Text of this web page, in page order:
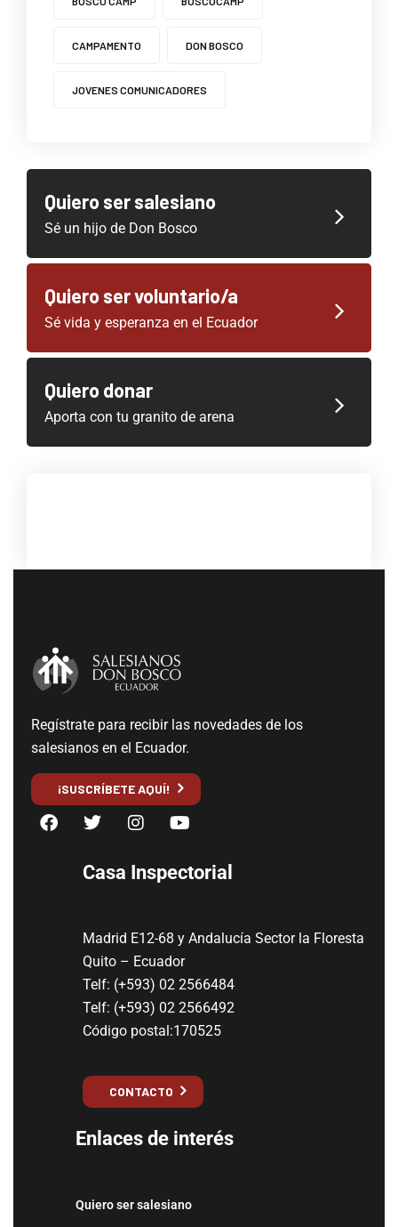
CAMPAMENTO DON BOSCO
JOVENES COMUNICADORES
Quiero ser salesiano
Sé un hijo de Don Bosco
Quiero ser voluntario/a
Sé vida y esperanza en el Ecuador
Quiero donar
Aporta con tu granito de arena
Regístrate para recibir las novedades de los
salesianos en el Ecuador.
¡SUSCRÍBETE AQUÍ!
Casa Inspectorial
Madrid E12-68 y Andalucía Sector la Floresta
Quito – Ecuador
Telf: (+593) 02 2566484
Telf: (+593) 02 2566492
Código postal:170525
CONTACTO
Enlaces de interés
Quiero ser salesiano